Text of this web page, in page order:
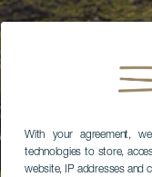
With your agreement,
technologies to store,
website, IP addresses and